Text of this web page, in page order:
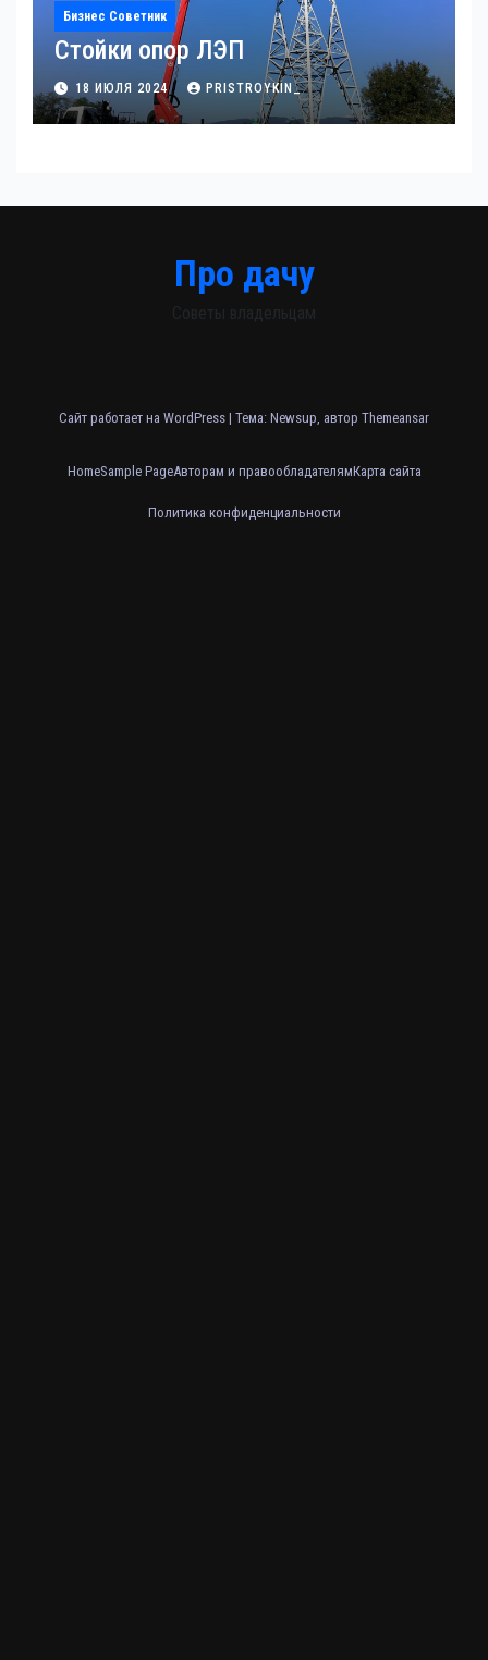
Бизнес Советник
Стойки опор ЛЭП
18 ИЮЛЯ 2024 PRISTROYKIN_
Про дачу
Советы владельцам
Сайт работает на WordPress | Тема: Newsup, автор Themeansar
HomeSample PageАвторам и правообладателямКарта сайта
Политика конфиденциальности